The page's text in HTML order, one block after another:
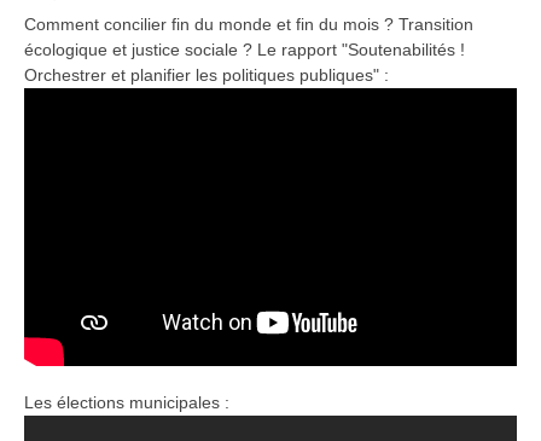
Comment concilier fin du monde et fin du mois ? Transition
écologique et justice sociale ? Le rapport "Soutenabilités !
Orchestrer et planifier les politiques publiques" :
Les élections municipales :